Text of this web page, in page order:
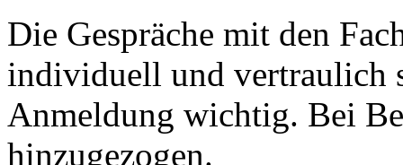
Die Gespräche mit den
individuell und vertraulich
Anmeldung wichtig. Bei
hinzugezogen.